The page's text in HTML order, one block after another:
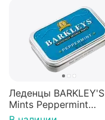
Леденцы BARKLEY'S
Mints Peppermint
перечная мята 50г,